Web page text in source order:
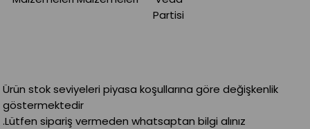
Partisi
Ürün stok seviyeleri piyasa koşullarına göre değişkenlik
göstermektedir
.Lütfen sipariş vermeden whatsaptan bilgi alınız